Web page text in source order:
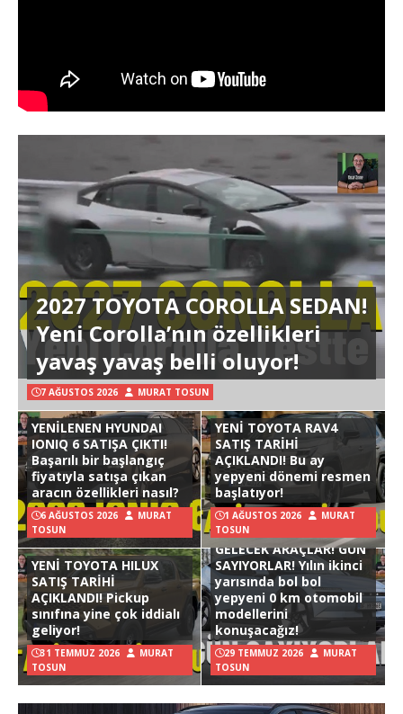
2027 TOYOTA COROLLA SEDAN!
Yeni Corolla’nın özellikleri
yavaş yavaş belli oluyor!
7 AĞUSTOS 2026 MURAT TOSUN
YENİLENEN HYUNDAI
IONIQ 6 SATIŞA ÇIKTI!
Başarılı bir başlangıç
fiyatıyla satışa çıkan
aracın özellikleri nasıl?
6 AĞUSTOS 2026
MURAT
TOSUN
YENİ TOYOTA RAV4
SATIŞ TARİHİ
AÇIKLANDI! Bu ay
yepyeni dönemi resmen
başlatıyor!
1 AĞUSTOS 2026
MURAT
TOSUN
YENİ TOYOTA HILUX
SATIŞ TARİHİ
AÇIKLANDI! Pickup
sınıfına yine çok iddialı
geliyor!
31 TEMMUZ 2026
MURAT
TOSUN
GELECEK ARAÇLAR! GÜN
SAYIYORLAR! Yılın ikinci
yarısında bol bol
yepyeni 0 km otomobil
modellerini
konuşacağız!
29 TEMMUZ 2026
MURAT
TOSUN